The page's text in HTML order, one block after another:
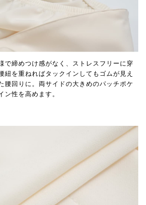
で締めつけ感がなく、ストレスフリーに穿
紐を重ねればタックインしてもゴムが見え
腰回りに。両サイドの大きめのパッチポケ
ン性を高めます。